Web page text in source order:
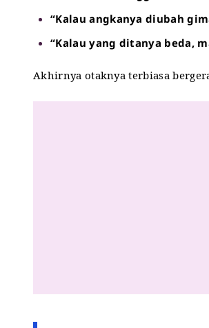
“Kalau angkanya diubah
“Kalau yang ditanya beda,
Akhirnya otaknya terbiasa